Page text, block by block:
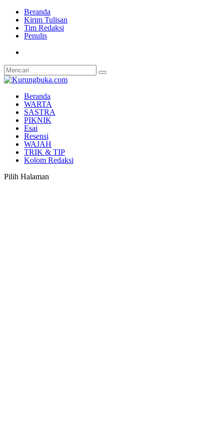
Beranda
Kirim Tulisan
Tim Redaksi
Penulis
Beranda
WARTA
SASTRA
PIKNIK
Esai
Resensi
WAJAH
TRIK & TIP
Kolom Redaksi
Pilih Halaman